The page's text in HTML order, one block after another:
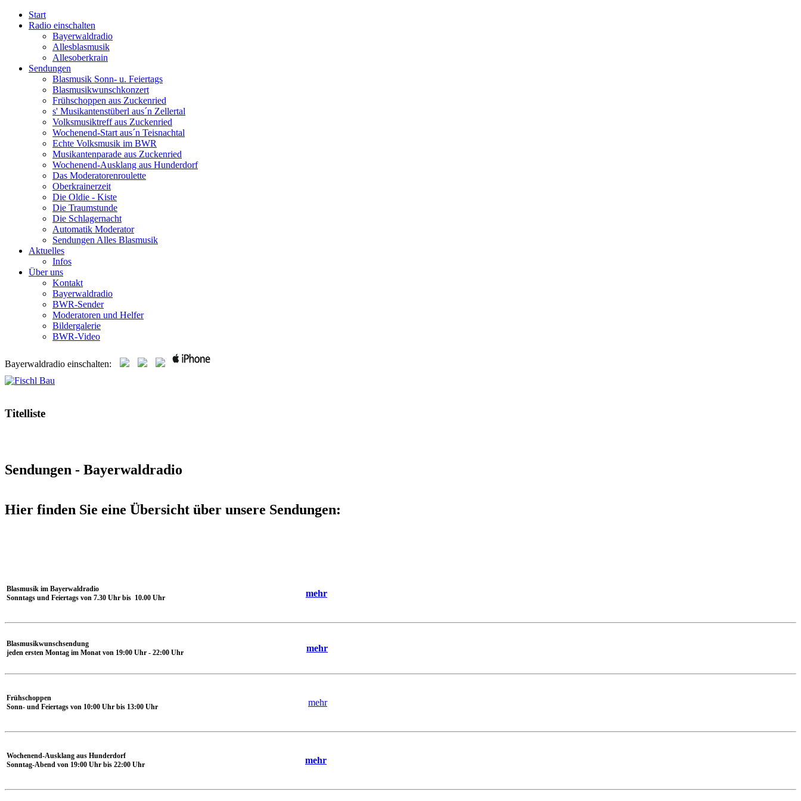
Start
Radio einschalten
Bayerwaldradio
Allesblasmusik
Allesoberkrain
Sendungen
Blasmusik Sonn- u. Feiertags
Blasmusikwunschkonzert
Frühschoppen aus Zuckenried
s' Musikantenstüberl aus´n Zellertal
Volksmusiktreff aus Zuckenried
Wochenend-Start aus´n Teisnachtal
Echte Volksmusik im BWR
Musikantenparade aus Zuckenried
Wochenend-Ausklang aus Hunderdorf
Das Moderatorenroulette
Oberkrainerzeit
Die Oldie - Kiste
Die Traumstunde
Die Schlagernacht
Automatik Moderator
Sendungen Alles Blasmusik
Aktuelles
Infos
Über uns
Kontakt
Bayerwaldradio
BWR-Sender
Moderatoren und Helfer
Bildergalerie
BWR-Video
Bayerwaldradio einschalten:
Titelliste
Sendungen - Bayerwaldradio
Hier finden Sie eine Übersicht über unsere Sendungen:
Blasmusik im Bayerwaldradio
Sonntags und Feiertags von 7.30 Uhr bis 10.00 Uhr
mehr
Blasmusikwunschsendung
jeden ersten Montag im Monat von 19:00 Uhr - 22:00 Uhr
mehr
Frühschoppen
Sonn- und Feiertags von 10:00 Uhr bis 13:00 Uhr
mehr
Wochenend-Ausklang aus Hunderdorf
Sonntag-Abend von 19:00 Uhr bis 22:00 Uhr
mehr